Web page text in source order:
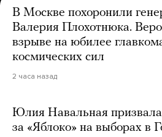
В Москве похоронили
Валерия Плохотнюка.
взрыве на юбилее
космических сил
2 часа назад
Юлия Навальная призвала
за «Яблоко» на выборах в